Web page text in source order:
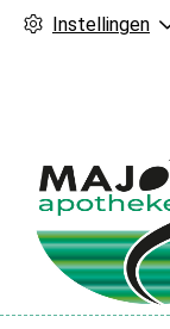
Instellingen